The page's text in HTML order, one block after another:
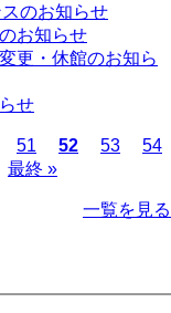
のお知らせ
お知らせ
更・休館のお知ら
せ
ペ
ー
51
カ
52
ペ
53
ペ
54
最
最終 »
一覧を見る